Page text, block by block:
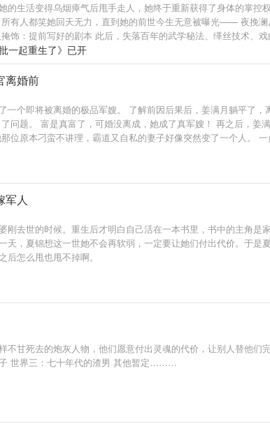
的生活变得乌烟瘴气后甩手走人，她终于重新获得了身体的掌
有人都笑她回天无力，直到她的前世今生无意被曝光—— 夜挽
饰：提前写好的剧本 此后，失落百年的武学秘法、缂丝技术
了古今中外的八卦。 次日，华夏典籍天启大典问世。 隔天，国
唯一的炬火 他以生命为赌，赌一个有她的神州盛世
一起重生了》已开
离婚前
一个即将被离婚的极品军嫂。 了解前因后果后，姜满月躺平了
问题。 富是真富了，可婚没离成，她成了真军嫂！ 再之后，
位原本刁蛮不讲理，霸道又自私的妻子好像突然变了一个人。
军人
刚去世的时候。重生后才明白自己活在一本书里，书中的主角
天，夏锦想这一世她不会再软弱，一定要让她们付出代价。于
后怎么甩也甩不掉啊。
不甘死去的炮灰人物，他们愿意付出灵魂的代价，让别人替他
世界三：七十年代的渣男 其他暂定………